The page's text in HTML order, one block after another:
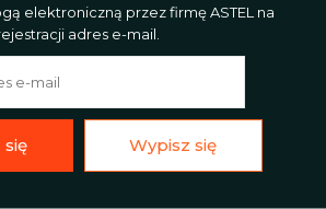
elektroniczną przez firmę ASTEL na
adres e-mail.
się Wypisz się